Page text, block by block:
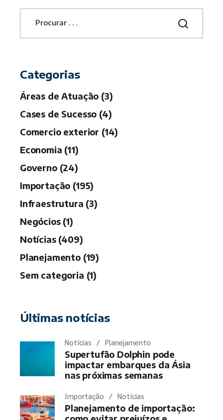
S
Categorias
Áreas de Atuação (3)
Cases de Sucesso (4)
Comercio exterior (14)
Economia (11)
Governo (24)
Importação (195)
Infraestrutura (3)
Negócios (1)
Notícias (409)
Planejamento (19)
Sem categoria (1)
Últimas notícias
Notícias Planejamento
Supertufão Dolphin pode
impactar embarques da Ásia
nas próximas semanas
Importação Notícias
Planejamento de importação: